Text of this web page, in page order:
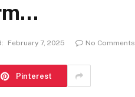
February 7, 2025 No Comments
Pinterest